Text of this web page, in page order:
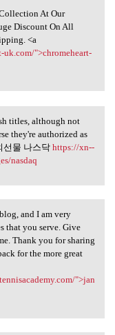
UK
At Our
Discount On All
<a
uk.com/">chromeheart-
titles, although not
they're authorized as
선물 나스닥 https://xn--
nasdaq
and I am very
that you serve. Give
Thank you for sharing
for the more great
">jan